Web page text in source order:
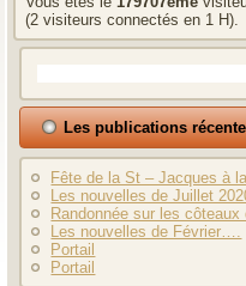
(2 visiteurs connectés en 1 H).
Les publications
Fête de la St – Jacques à
Les nouvelles de Juillet
Randonnée sur les
Les nouvelles de Février….
Portail
Portail